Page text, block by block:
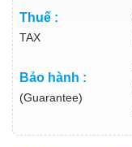
Thuế :
TAX
Bảo hành :
(Guarantee)